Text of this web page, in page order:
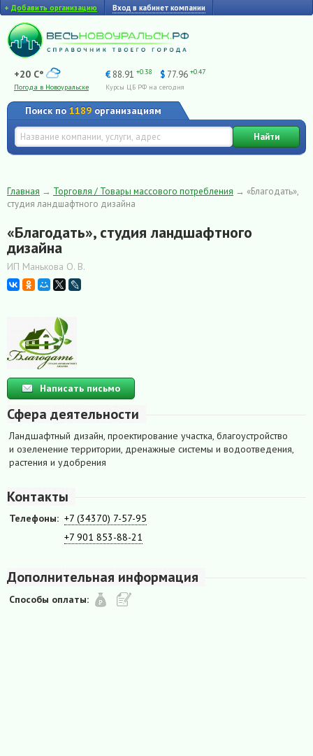
+ Добавить организацию Вход в кабинет компании
+20 C°
Погода в Новоуральске
€ 88.91 +0.38 $ 77.96 +0.47
Курсы ЦБ РФ на сегодня
Поиск по 1189 организациям
Найти
Главная → Торговля / Товары массового потребления → «Благодать»,
студия ландшафтного дизайна
«Благодать», студия ландшафтного
дизайна
ИП Манькова О. В.
Написать письмо
Сфера деятельности
Ландшафтный дизайн, проектирование участка, благоустройство
и озеленение территории, дренажные системы и водоотведения,
растения и удобрения
Контакты
Телефоны: +7 (34370) 7-57-95
+7 901 853-88-21
Дополнительная информация
Способы оплаты: